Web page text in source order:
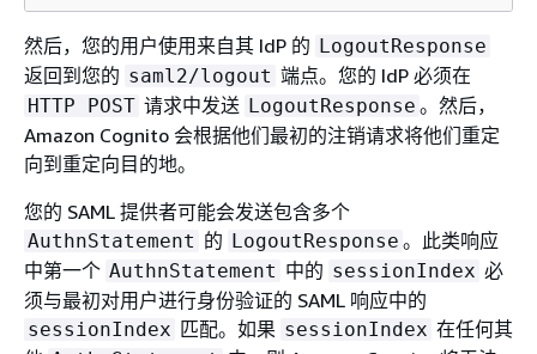
然后，您的用户使用来自其 IdP 的 LogoutResponse
返回到您的 saml2/logout 端点。您的 IdP 必须在
HTTP POST 请求中发送 LogoutResponse 。然后，
Amazon Cognito 会根据他们最初的注销请求将他们重定
向到重定向目的地。
您的 SAML 提供者可能会发送包含多个
AuthnStatement 的 LogoutResponse 。此类响应
中第一个 AuthnStatement 中的 sessionIndex 必
须与最初对用户进行身份验证的 SAML 响应中的
sessionIndex 匹配。如果 sessionIndex 在任何其